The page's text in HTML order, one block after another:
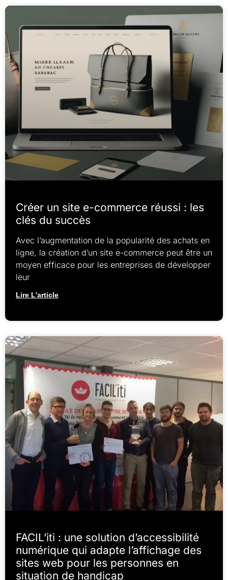
Créer un site e-commerce réussi : les
clés du succès
Avec l’augmentation de la popularité des achats en
ligne, la création d’un site e-commerce peut être un
moyen efficace pour les entreprises de développer
leur
Lire L'article
FACIL’iti : une solution d’accessibilité
numérique qui adapte l’affichage des
sites web pour les personnes en
situation de handicap